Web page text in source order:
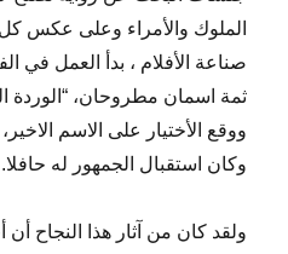
الملوك والأمراء وعلى عكس
صناعة الأفلام ، بدأ العمل في
ثمة اسمان مطروحان، “الوردة
ووقع الأختيار على الاسم
وكان استقبال الجمهور له حافلا.
ولقد كان من آثار هذا النجاح